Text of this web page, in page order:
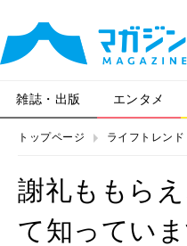
雑誌・出版 エンタメ
トップページ ライフトレンド
謝礼ももら
て知ってい